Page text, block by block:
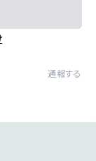
通報する